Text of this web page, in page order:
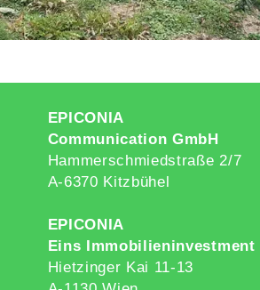
EPICONIA
Communication GmbH
Hammerschmiedstraße 2/7
A-6370 Kitzbühel
EPICONIA
Eins Immobilieninvestment
Hietzinger Kai 11-13